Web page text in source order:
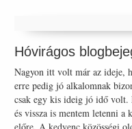
Hóvirágos
Nagyon itt volt már az ideje,
erre pedig jó alkalomnak
csak egy kis ideig jó idő
és vissza is mentem letenni a